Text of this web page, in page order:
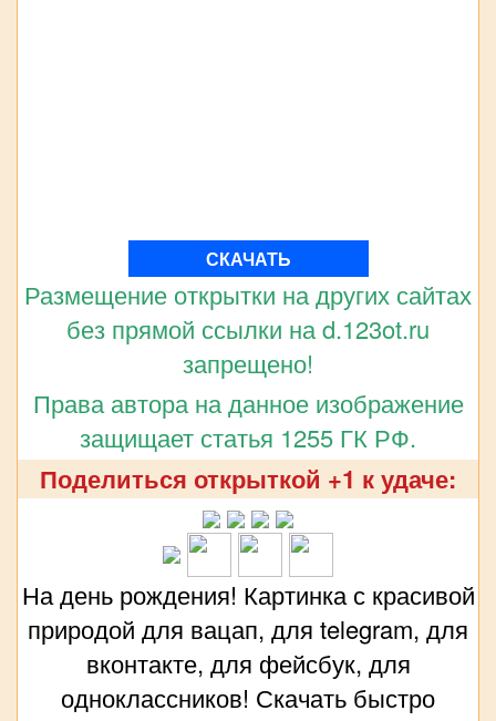
СКАЧАТЬ
Размещение открытки на других сайтах
без прямой ссылки на d.123ot.ru
запрещено!
Права автора на данное изображение
защищает статья 1255 ГК РФ.
Поделиться открыткой +1 к удаче:
На день рождения! Картинка с красивой
природой для вацап, для telegram, для
вконтакте, для фейсбук, для
одноклассников! Скачать быстро